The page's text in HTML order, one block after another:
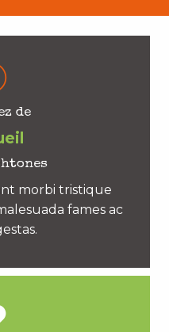
de
morbi tristique
fames ac